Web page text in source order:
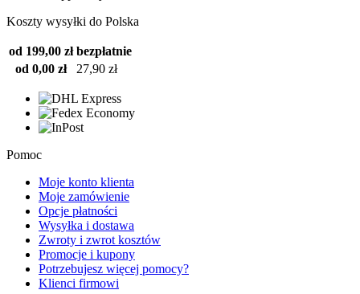
Koszty wysyłki do Polska
od 199,00 zł bezpłatnie
od 0,00 zł
27,90 zł
Pomoc
Moje konto klienta
Moje zamówienie
Opcje płatności
Wysyłka i dostawa
Zwroty i zwrot kosztów
Promocje i kupony
Potrzebujesz więcej pomocy?
Klienci firmowi